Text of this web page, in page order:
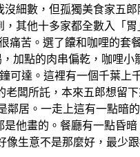
沒細數，但孤獨美食家五郎
其他十多家都全數入「胃
痛苦。選了饢和咖哩的套
加點的肉串偏乾，咖哩小
可達。這裡有一個千葉上
闆所託，本來五郎想留
鄰居。一走上這有一點暗
他畫的。餐廳有一點昏
生意不是那麼好，最少